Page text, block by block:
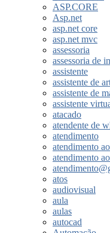
ASP.CORE
Asp.net
asp.net core
asp.net mvc
assessoria
assessoria de
assistente
assistente de
assistente de
assistente
atacado
atendente de
atendimento
atendimento
atendimento
atos
audiovisual
aula
aulas
autocad